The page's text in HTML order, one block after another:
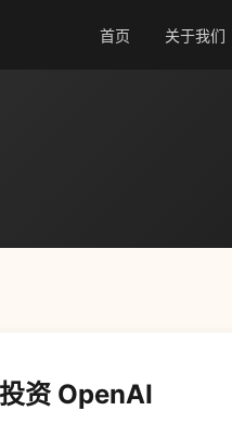
首页 关于我们
资 OpenAI